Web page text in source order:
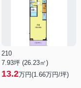
210
7.93坪 (26.23㎡)
13.2万円(1.66万円/坪)